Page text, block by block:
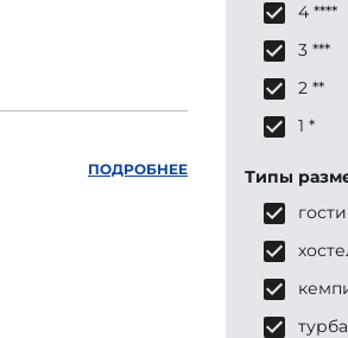
ПОДРОБНЕЕ
4 ****
3 ***
2 **
1 *
Типы